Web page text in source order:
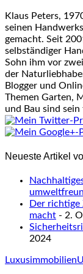
Klaus Peters,
seinen
gemacht. Seit
selbständiger
Sohn ihm vor
der
Blogger und
Themen Garten,
und Bau sind
Neueste Artikel
Der richtige
macht - 2.
2024
Luxusimmobilien